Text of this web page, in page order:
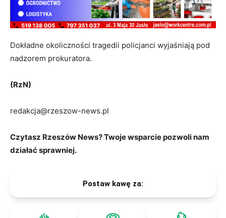
Dokładne okoliczności tragedii policjanci wyjaśniają pod
nadzorem prokuratora.
(RzN)
redakcja@rzeszow-news.pl
Czytasz Rzeszów News? Twoje wsparcie pozwoli nam
działać sprawniej.
Postaw kawę za: